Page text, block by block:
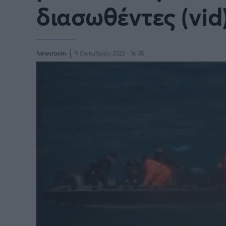
διασωθέντες
Newsroom 9 Οκτωβρίου 2022 - 16:35